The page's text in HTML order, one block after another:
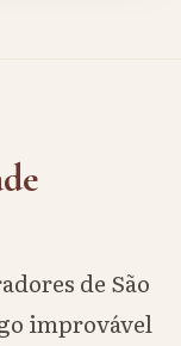
de São
improvável